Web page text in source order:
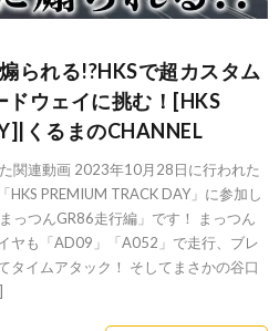
られる!?HKSで超カスタム
ドウェイに挑む！[HKS
くるまのCHANNEL
関連動画 2023年10月28日に行われた
PREMIUM TRACK DAY」に参加し
っつんGR86走行編」です！ まっつん
ヤも「AD09」「A052」で走行、ブレ
タイムアタック！ そしてまさかの谷口